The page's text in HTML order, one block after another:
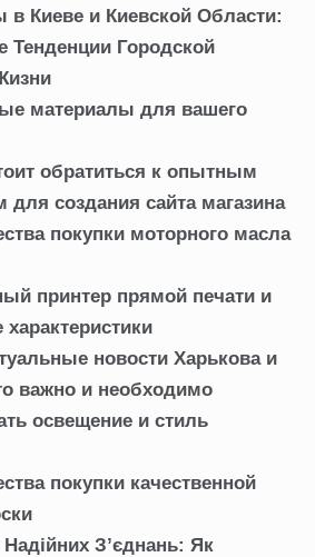
в Киеве и Киевской Области:
Тенденции Городской
материалы для вашего
обратиться к опытным
для создания сайта магазина
покупки моторного масла
принтер прямой печати и
новости Харькова и
важно и необходимо
освещение и стиль
покупки качественной
З’єднань: Як